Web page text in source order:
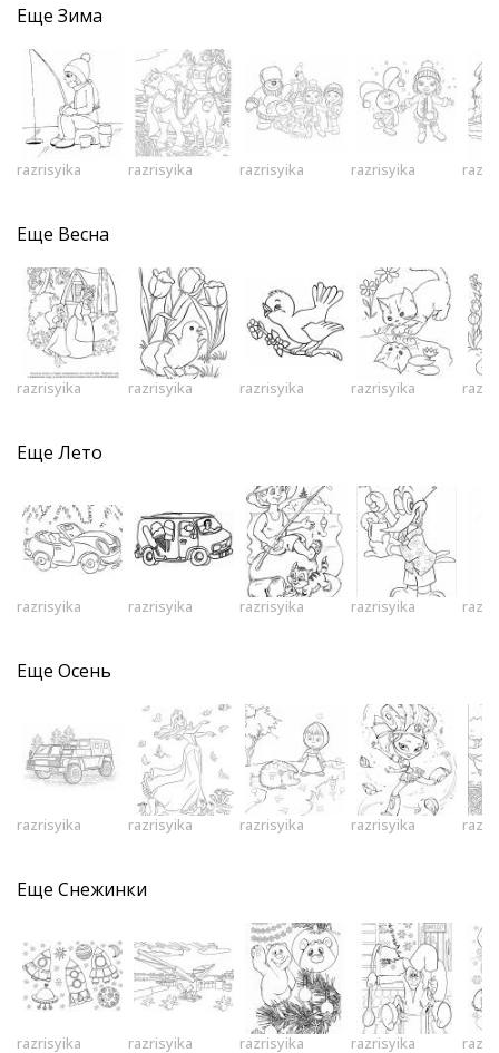
Еще Зима
razrisyika razrisyika razrisyika razrisyika
Еще Весна
razrisyika razrisyika razrisyika razrisyika
Еще Лето
razrisyika razrisyika razrisyika razrisyika
Еще Осень
razrisyika razrisyika razrisyika razrisyika
Еще Снежинки
razrisyika razrisyika razrisyika razrisyika